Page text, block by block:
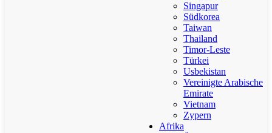
Singapur
Südkorea
Taiwan
Thailand
Timor-Leste
Türkei
Usbekistan
Vereinigte Arabische
Emirate
Vietnam
Zypern
Afrika